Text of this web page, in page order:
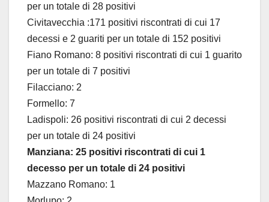
per un totale di 28 positivi
Civitavecchia :171 positivi riscontrati di cui 17
decessi e 2 guariti per un totale di 152 positivi
Fiano Romano: 8 positivi riscontrati di cui 1 guarito
per un totale di 7 positivi
Filacciano: 2
Formello: 7
Ladispoli: 26 positivi riscontrati di cui 2 decessi
per un totale di 24 positivi
Manziana: 25 positivi riscontrati di cui 1
decesso per un totale di 24 positivi
Mazzano Romano: 1